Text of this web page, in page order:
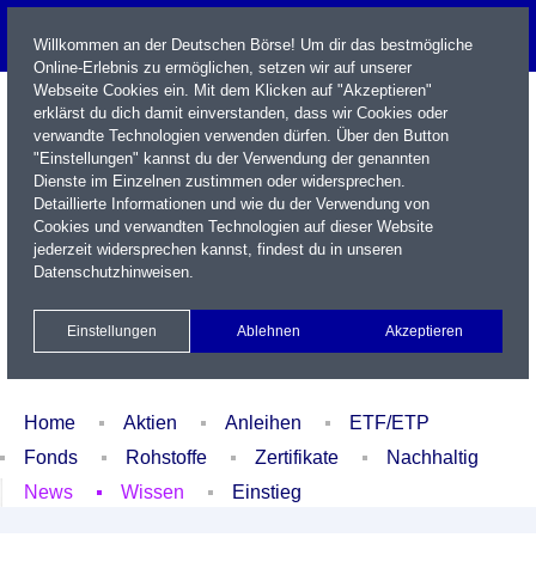
Name / WKN / ISIN / Kürzel
Xetra Realtime
Watchlist Portfolio Login
Home Aktien Anleihen
ETF/ETP
Fonds
Rohstoffe Zertifikate
Nachhaltig
News
Wissen Einstieg
Willkommen an der Deutschen Börse! Um dir das bestmögliche
Online-Erlebnis zu ermöglichen, setzen wir auf unserer
Webseite Cookies ein. Mit dem Klicken auf "Akzeptieren"
erklärst du dich damit einverstanden, dass wir Cookies oder
verwandte Technologien verwenden dürfen. Über den Button
"Einstellungen" kannst du der Verwendung der genannten
Dienste im Einzelnen zustimmen oder widersprechen.
Detaillierte Informationen und wie du der Verwendung von
Cookies und verwandten Technologien auf dieser Website
jederzeit widersprechen kannst, findest du in unseren
Datenschutzhinweisen.
Einstellungen Ablehnen Akzeptieren